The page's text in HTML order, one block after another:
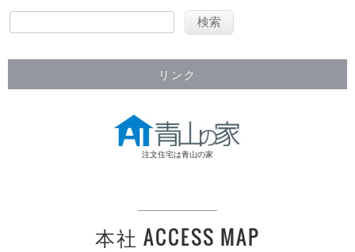
リンク
注文住宅は青山の家
本社 ACCESS MAP